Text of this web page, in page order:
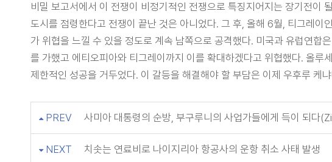
비밀 보고서에서 이 전쟁이 비정기적인 전쟁으로 특징지어지는 장기전
도시를 점령한다고 전쟁이 끝난 것은 아니었다. 그 후, 올해 6월, 티그레
가 위협을 느낄 수 있을 정도로 계속 남쪽으로 공격했다. 미국과 유럽연합
를 가했고 에티오피아와 티그레이까지 이를 확대하겠다고 위협했다. 올
제한적인 성공을 거두었다. 이 갈등을 해결해야 할 부담은 이제 우후루
PREV 사미아 대통령의 순방, 부구루니의 사업가들에게 득이 되
NEXT 치솟는 연료비로 나이지리아 항공사의 운항 취소 사태 발생